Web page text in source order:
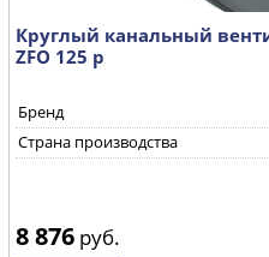
Круглый канальный
ZFO 125 р
Бренд
Страна производства
8 876 руб.